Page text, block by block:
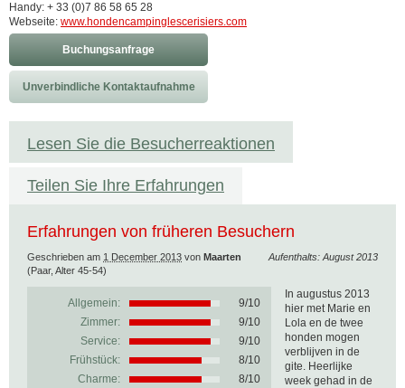
Handy: + 33 (0)7 86 58 65 28
Webseite: www.hondencampinglescerisiers.com
Buchungsanfrage
Unverbindliche Kontaktaufnahme
Lesen Sie die Besucherreaktionen
Teilen Sie Ihre Erfahrungen
Erfahrungen von früheren Besuchern
Aufenthalts: August 2013
Geschrieben am 1 December 2013 von Maarten
(Paar, Alter 45-54)
Allgemein: 9/10
Zimmer:
9/10
Service:
9/10
Frühstück:
8/10
Charme:
8/10
In augustus 2013
hier met Marie en
Lola en de twee
honden mogen
verblijven in de
gite. Heerlijke
week gehad in de